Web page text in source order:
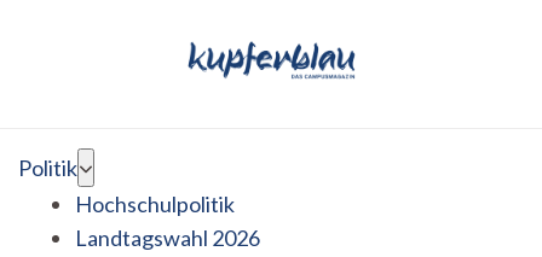
Politik
Hochschulpolitik
Landtagswahl 2026